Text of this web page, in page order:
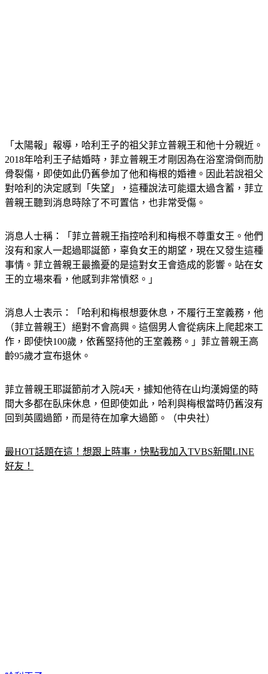
「太陽報」報導，哈利王子的祖父菲立普親王和他十分親近。
2018年哈利王子結婚時，菲立普親王才剛因為在浴室滑倒而肋
骨裂傷，即使如此仍舊參加了他和梅根的婚禮。因此若說祖父
對哈利的決定感到「失望」，這種說法可能還太過含蓄，菲立
消息人士稱：「菲立普親王指控哈利和梅根不尊重女王。他們
沒有和家人一起過耶誕節，辜負女王的期望，現在又發生這種
事情。菲立普親王最擔憂的是這對女王會造成的影響。站在女
消息人士表示：「哈利和梅根想要休息，不履行王室義務，他
（菲立普親王）絕對不會高興。這個男人會從病床上爬起來工
作，即使快100歲，依舊堅持他的王室義務。」菲立普親王高
菲立普親王耶誕節前才入院4天，據知他待在山均漢姆堡的時
間大多都在臥床休息，但即使如此，哈利與梅根當時仍舊沒有
最HOT話題在這！想跟上時事，快點我加入TVBS新聞LINE